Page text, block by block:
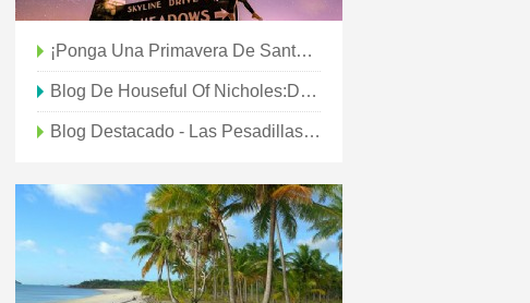
¡Ponga Una Primavera De Santa Fe En Su Paso Con Cinco Eventos De Abril!
Blog De Houseful Of Nicholes:De Nuevo En Camino
Blog Destacado - Las Pesadillas Volverán A Dread Hollow